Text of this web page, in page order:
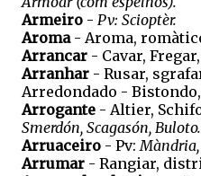
Armeiro - Pv: Scioptèr.
Aroma- Aroma,
Arrancar - Cavar,
Arranhar - Rusar,
Arredondado -
Arrogante - Altier,
Smerdón, Scagasón, Buloto.
Arruaceiro - Pv:
Arrumar - Rangiar,